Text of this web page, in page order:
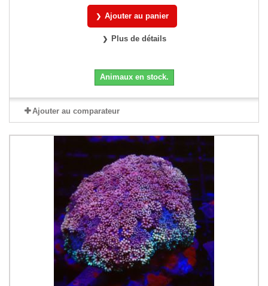
Ajouter au panier
Plus de détails
Animaux en stock.
Ajouter au comparateur